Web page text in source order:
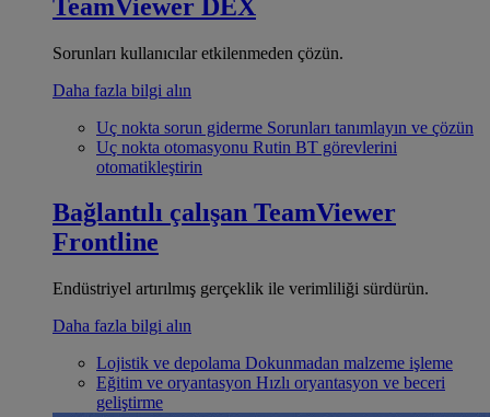
TeamViewer DEX
Sorunları kullanıcılar etkilenmeden çözün.
Daha fazla bilgi alın
Uç nokta sorun giderme Sorunları tanımlayın ve çözün
Uç nokta otomasyonu Rutin BT görevlerini
otomatikleştirin
Bağlantılı çalışan TeamViewer
Frontline
Endüstriyel artırılmış gerçeklik ile verimliliği sürdürün.
Daha fazla bilgi alın
Lojistik ve depolama Dokunmadan malzeme işleme
Eğitim ve oryantasyon Hızlı oryantasyon ve beceri
geliştirme